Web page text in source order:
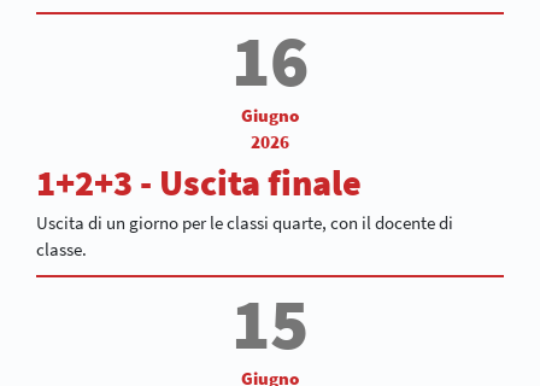
16
Giugno
2026
1+2+3 - Uscita finale
Uscita di un giorno per le classi quarte, con il docente di
classe.
15
Giugno